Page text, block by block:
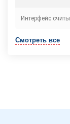
Интерфейс
Смотреть все